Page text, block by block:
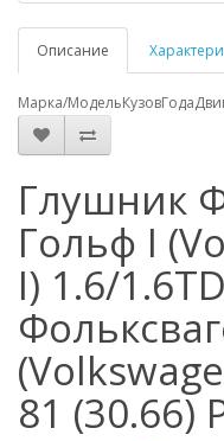
Описание
Марка/МодельКузовГода
Глушник
Гольф I
I) 1.6/
81 (30.66)